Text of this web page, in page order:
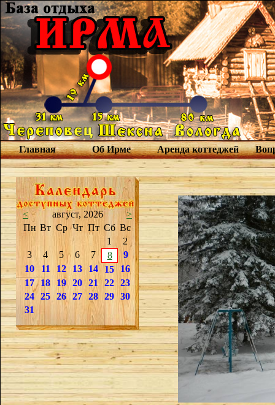
Главная Об Ирме Аренда коттеджей
< август, 2026
>
Пн Вт Ср Чт Пт Сб Вс
1
2
3
4 5 6 7 8
9
10
11 12 13 14 15
16
17
18 19 20 21 22 23
24 25 26 27 28 29 30
31